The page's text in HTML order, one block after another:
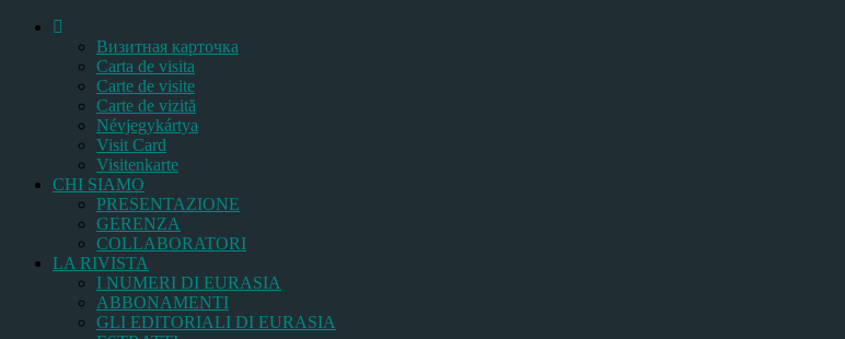
Bизитная карточка
Carta de visita
Carte de visite
Carte de vizită
Névjegykártya
Visit Card
Visitenkarte
CHI SIAMO
PRESENTAZIONE
GERENZA
COLLABORATORI
LA RIVISTA
I NUMERI DI EURASIA
ABBONAMENTI
GLI EDITORIALI DI EURASIA